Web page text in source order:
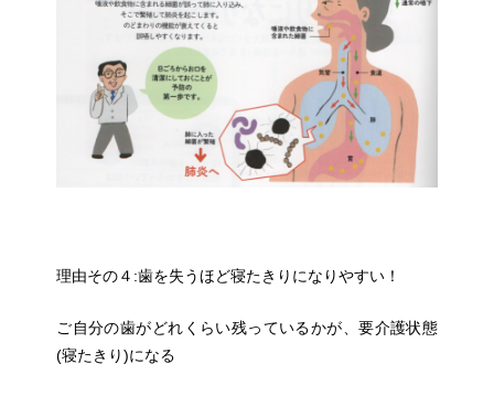
理由その４:歯を失うほど寝たきりになりやすい！
ご自分の歯がどれくらい残っているかが、要介護状態
(寝たきり)になる